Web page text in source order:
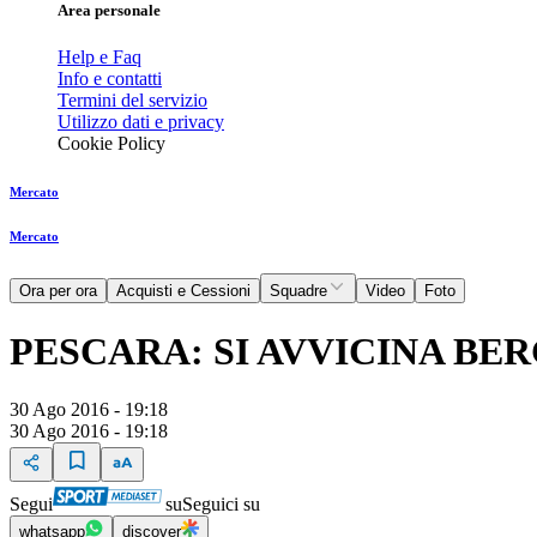
Area personale
Help e Faq
Info e contatti
Termini del servizio
Utilizzo dati e privacy
Cookie Policy
Mercato
Mercato
Ora per ora Acquisti e Cessioni Squadre Video Foto
PESCARA: SI AVVICINA
30 Ago 2016 - 19:18
30 Ago 2016 - 19:18
Segui suSeguici su
whatsapp discover